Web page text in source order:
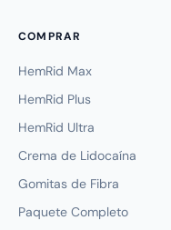
COMPRAR
HemRid Max
HemRid Plus
HemRid Ultra
Crema de Lidocaína
Gomitas de Fibra
Paquete Completo